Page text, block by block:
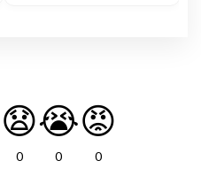
😧
0
😭
0
😡
0